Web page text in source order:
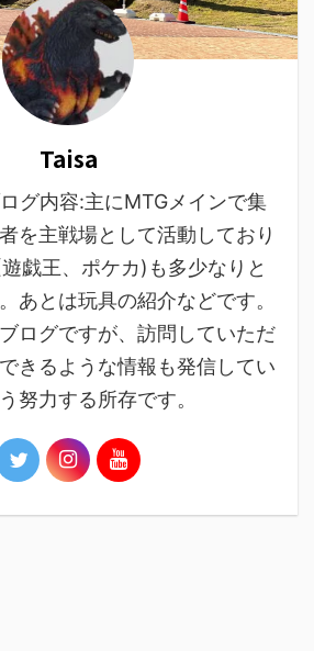
Taisa
グ内容:主にMTGメインで集
を主戦場として活動しており
戯王、ポケカ)も多少なりと
あとは玩具の紹介などです。
ログですが、訪問していただ
きるような情報も発信してい
努力する所存です。